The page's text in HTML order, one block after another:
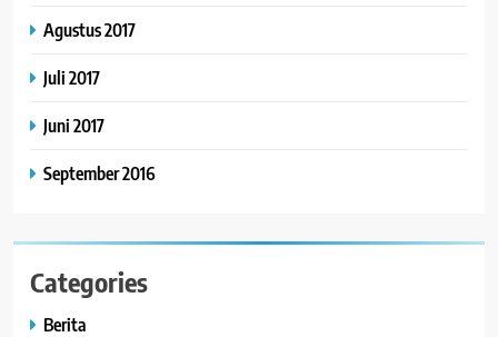
Agustus 2017
Juli 2017
Juni 2017
September 2016
Categories
Berita